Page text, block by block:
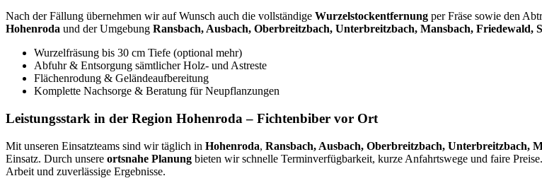
Nach der Fällung übernehmen wir auf Wunsch auch die vollständige Wurzelstockentfernung per Fräse sowie den
Hohenroda und der Umgebung Ransbach, Ausbach, Oberbreitzbach, Unterbreitzbach, Mansbach, Friedewald,
Wurzelfräsung bis 30 cm Tiefe (optional mehr)
Abfuhr & Entsorgung sämtlicher Holz- und Astreste
Flächenrodung & Geländeaufbereitung
Komplette Nachsorge & Beratung für Neupflanzungen
Leistungsstark in der Region Hohenroda – Fichtenbiber vor Ort
Mit unseren Einsatzteams sind wir täglich in Hohenroda, Ransbach, Ausbach, Oberbreitzbach, Unterbreitzbach,
Einsatz. Durch unsere ortsnahe Planung bieten wir schnelle Terminverfügbarkeit, kurze Anfahrtswege und faire
Arbeit und zuverlässige Ergebnisse.